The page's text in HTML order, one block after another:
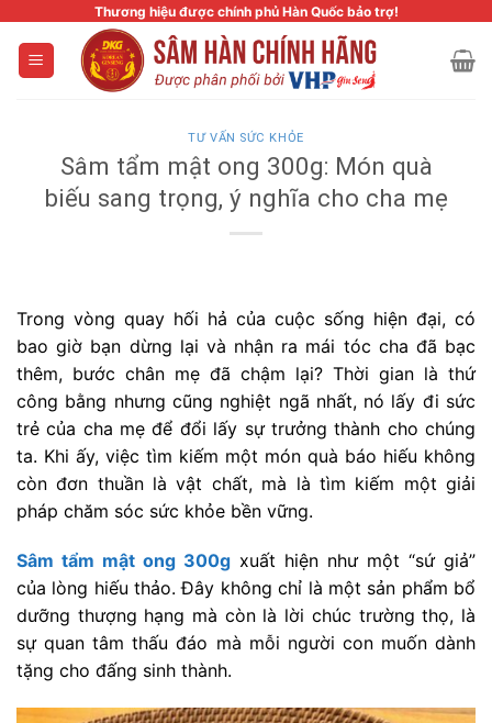
content
Thương hiệu được chính phủ Hàn Quốc bảo trợ!
TƯ VẤN SỨC KHỎE
Sâm tẩm mật ong 300g: Món quà
biếu sang trọng, ý nghĩa cho cha mẹ
Trong vòng quay hối hả của cuộc sống hiện đại, có
bao giờ bạn dừng lại và nhận ra mái tóc cha đã bạc
thêm, bước chân mẹ đã chậm lại? Thời gian là thứ
công bằng nhưng cũng nghiệt ngã nhất, nó lấy đi sức
trẻ của cha mẹ để đổi lấy sự trưởng thành cho chúng
ta. Khi ấy, việc tìm kiếm một món quà báo hiếu không
còn đơn thuần là vật chất, mà là tìm kiếm một giải
pháp chăm sóc sức khỏe bền vững.
Sâm tẩm mật ong 300g xuất hiện như một “sứ giả”
của lòng hiếu thảo. Đây không chỉ là một sản phẩm bổ
dưỡng thượng hạng mà còn là lời chúc trường thọ, là
sự quan tâm thấu đáo mà mỗi người con muốn dành
tặng cho đấng sinh thành.